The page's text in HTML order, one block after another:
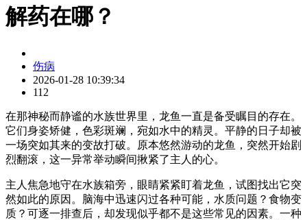
解药在哪？
伤病
2026-01-28 10:39:34
112
在那神秘而静谧的水族世界里，龙鱼一直是备受瞩目的存在。
它们身姿矫健，色彩斑斓，宛如水中的精灵。平静的日子却被
一场突如其来的变故打破。原本悠然游动的龙鱼，突然开始剧
烈翻滚，这一异常举动瞬间揪紧了主人的心。
主人焦急地守在水族箱旁，眼睛紧紧盯着龙鱼，试图找出它突
然如此的原因。脑海中迅速闪过各种可能，水质问题？食物变
质？可逐一排查后，却发现似乎都不是这些常见的因素。一种